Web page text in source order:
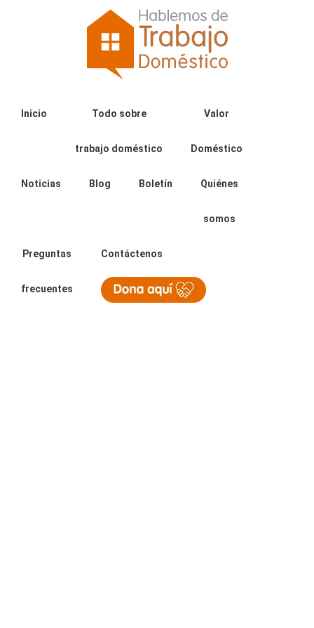
Inicio Todo sobre
trabajo doméstico
Valor
Doméstico
Noticias Blog Boletín Quiénes
somos
Preguntas
frecuentes
Contáctenos